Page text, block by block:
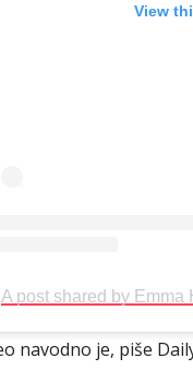
View
A post shared by
navodno je, piše